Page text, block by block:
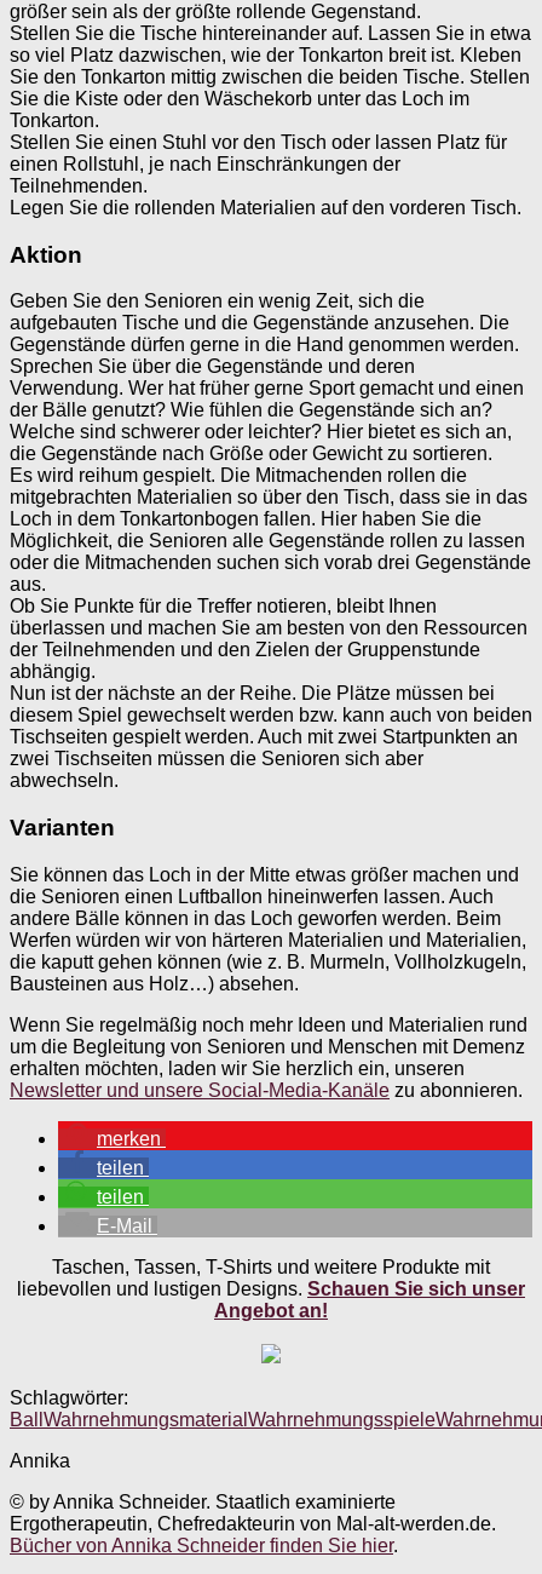
größer sein als der größte rollende Gegenstand.
Stellen Sie die Tische hintereinander auf. Lassen Sie in etwa
so viel Platz dazwischen, wie der Tonkarton breit ist. Kleben
Sie den Tonkarton mittig zwischen die beiden Tische. Stellen
Sie die Kiste oder den Wäschekorb unter das Loch im
Tonkarton.
Stellen Sie einen Stuhl vor den Tisch oder lassen Platz für
einen Rollstuhl, je nach Einschränkungen der
Teilnehmenden.
Legen Sie die rollenden Materialien auf den vorderen Tisch.
Aktion
Geben Sie den Senioren ein wenig Zeit, sich die
aufgebauten Tische und die Gegenstände anzusehen. Die
Gegenstände dürfen gerne in die Hand genommen werden.
Sprechen Sie über die Gegenstände und deren
Verwendung. Wer hat früher gerne Sport gemacht und einen
der Bälle genutzt? Wie fühlen die Gegenstände sich an?
Welche sind schwerer oder leichter? Hier bietet es sich an,
die Gegenstände nach Größe oder Gewicht zu sortieren.
Es wird reihum gespielt. Die Mitmachenden rollen die
mitgebrachten Materialien so über den Tisch, dass sie in das
Loch in dem Tonkartonbogen fallen. Hier haben Sie die
Möglichkeit, die Senioren alle Gegenstände rollen zu lassen
oder die Mitmachenden suchen sich vorab drei Gegenstände
aus.
Ob Sie Punkte für die Treffer notieren, bleibt Ihnen
überlassen und machen Sie am besten von den Ressourcen
der Teilnehmenden und den Zielen der Gruppenstunde
abhängig.
Nun ist der nächste an der Reihe. Die Plätze müssen bei
diesem Spiel gewechselt werden bzw. kann auch von beiden
Tischseiten gespielt werden. Auch mit zwei Startpunkten an
zwei Tischseiten müssen die Senioren sich aber
abwechseln.
Varianten
Sie können das Loch in der Mitte etwas größer machen und
die Senioren einen Luftballon hineinwerfen lassen. Auch
andere Bälle können in das Loch geworfen werden. Beim
Werfen würden wir von härteren Materialien und Materialien,
die kaputt gehen können (wie z. B. Murmeln, Vollholzkugeln,
Bausteinen aus Holz…) absehen.
Wenn Sie regelmäßig noch mehr Ideen und Materialien rund
um die Begleitung von Senioren und Menschen mit Demenz
erhalten möchten, laden wir Sie herzlich ein, unseren
Newsletter und unsere Social-Media-Kanäle zu abonnieren.
merken
teilen
teilen
E-Mail
Taschen, Tassen, T-Shirts und weitere Produkte mit
liebevollen und lustigen Designs. Schauen Sie sich unser
Angebot an!
Schlagwörter:
Ball Wahrnehmungsmaterial Wahrnehmungsspiele
Annika
© by Annika Schneider. Staatlich examinierte
Ergotherapeutin, Chefredakteurin von Mal-alt-werden.de.
Bücher von Annika Schneider finden Sie hier.